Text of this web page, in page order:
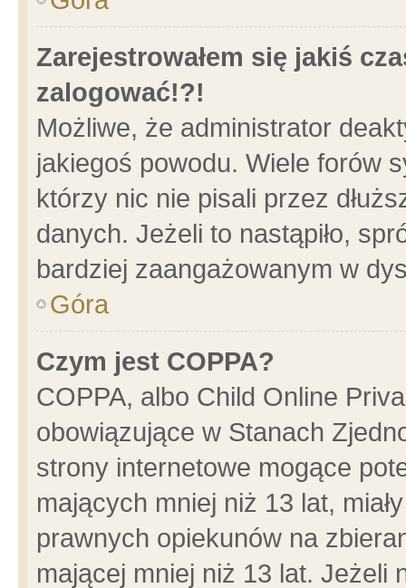
Zarejestrowałem się jakiś
zalogować!?!
Możliwe, że administrator
jakiegoś powodu. Wiele forów
którzy nic nie pisali przez
danych. Jeżeli to nastąpiło,
bardziej zaangażowanym w
Góra
Czym jest COPPA?
COPPA, albo Child Online
obowiązujące w Stanach
strony internetowe mogące
mających mniej niż 13 lat,
prawnych opiekunów na
mającej mniej niż 13 lat. Jeżeli